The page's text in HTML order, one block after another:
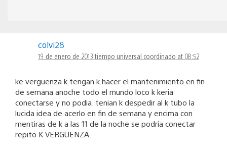
colvi28
19 de enero de 2013 tiempo universal coordinado at 08:52
ke verguenza k tengan k hacer el mantenimiento en fin
de semana anoche todo el mundo loco k keria
conectarse y no podia. tenian k despedir al k tubo la
lucida idea de acerlo en fin de semana y encima con
mentiras de k a las 11 de la noche se podria conectar
repito K VERGUENZA.